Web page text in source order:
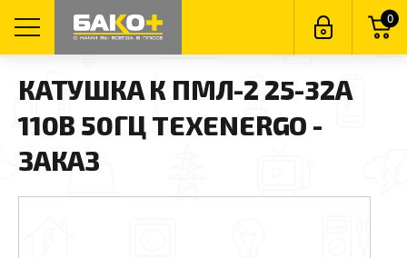
0
КАТУШКА К ПМЛ-2 25-32А
110В 50ГЦ TEXENERGO -
ЗАКАЗ